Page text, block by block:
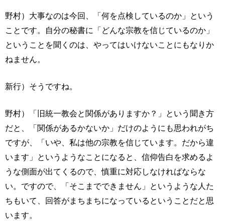
野村）大事なのは今回、「何を点検しているのか」という
ことです。自分の秘書に「どんな宗教を信じているのか」
ということを聞くのは、やってはいけないことにもなりか
ねません。
新行）そうですね。
野村）「旧統一教会と関係がありますか？」という聞き方
だと、「関係があるかないか」だけのようにも思われがち
ですが、「いや、私は他の宗教を信じています。だから違
います」というようなことになると、信仰告白を求めるよ
うな側面が出てくるので、慎重に対応しなければならな
い。ですので、「そこまでできません」というような人た
ちもいて、回答がまちまちになっているということだと思
います。